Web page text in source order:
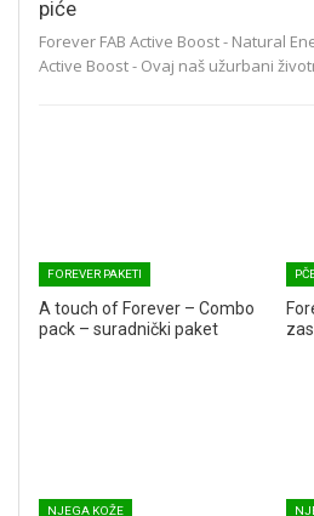
piće
Forever FAB Active Boost - Natural
Active Boost - Ovaj naš užurbani
FOREVER PAKETI
A touch of Forever – Combo
pack – suradnički paket
NJEGA KOŽE